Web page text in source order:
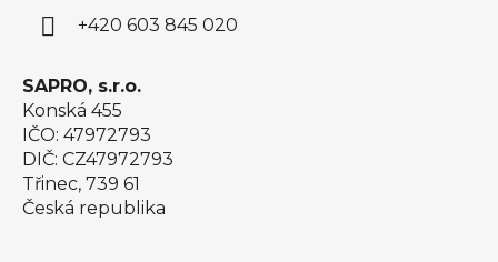
+420 603 845 020
SAPRO, s.r.o.
Konská 455
IČO: 47972793
DIČ: CZ47972793
Třinec, 739 61
Česká republika